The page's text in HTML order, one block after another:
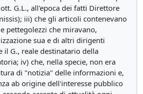
G.L., all'epoca dei fatti Direttore
iii) che gli articoli contenevano
pettegolezzi che miravano,
sua e di altri dirigenti
il G., reale destinatario della
iv) che, nella specie, non era
di "notizia" delle informazioni e,
ab origine dell'interesse pubblico